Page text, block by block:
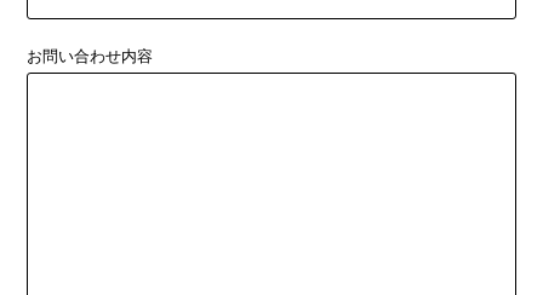
お問い合わせ内容